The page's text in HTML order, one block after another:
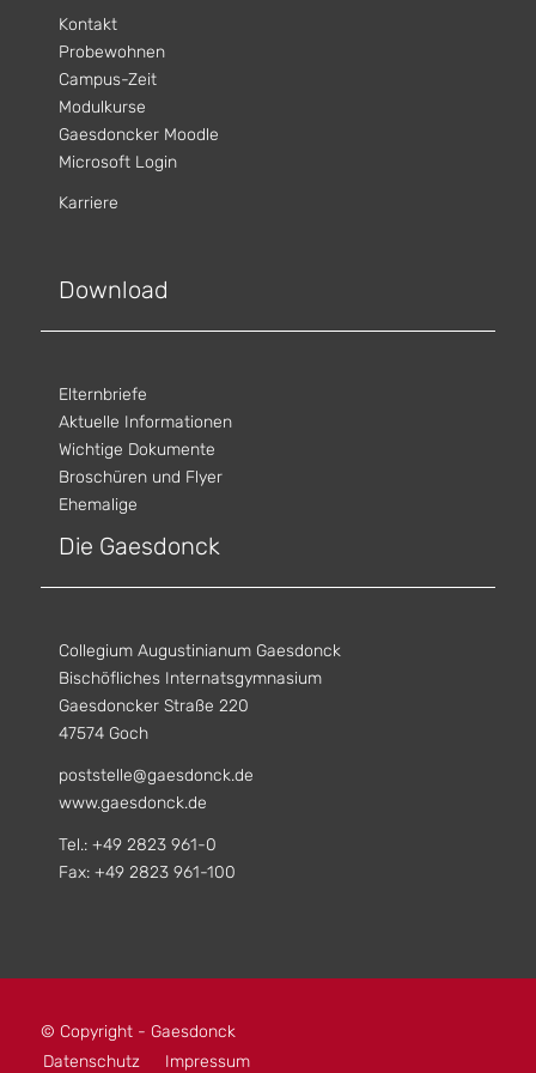
Kontakt
Probewohnen
Campus-Zeit
Modulkurse
Gaesdoncker Moodle
Microsoft Login
Karriere
Download
Elternbriefe
Aktuelle Informationen
Wichtige Dokumente
Broschüren und Flyer
Ehemalige
Die Gaesdonck
Collegium Augustinianum Gaesdonck
Bischöfliches Internatsgymnasium
Gaesdoncker Straße 220
47574 Goch
poststelle@gaesdonck.de
www.gaesdonck.de
Tel.: +49 2823 961-0
Fax: +49 2823 961-100
© Copyright - Gaesdonck
Datenschutz
Impressum